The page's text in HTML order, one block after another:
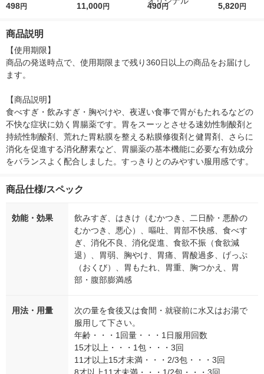
る水アップル・カモミ
498円
5ｇ 資生堂 おまけ
11,000円
r（ロハコウォータ
490円
詰め替え メガ
5,820円
商品説明
【使用期限】
商品の発送時点で、使用期限まで残り360日以上の商品をお届けし
ます。
【商品説明】
食べすぎ・飲みすぎ・胸やけや、夜遅い食事で胃がもたれるなどの
不快な症状に効く胃腸薬です。胃をスーッとさせる速効性制酸剤と
持続性制酸剤、荒れた胃粘膜を整える粘膜修復剤と健胃剤、さらに
消化を促進する消化酵素など、胃腸薬の基本機能に必要な有効成分
をバランスよく配合しました。すっきりとのみやすい服用感です。
商品仕様/スペック
効能・効果
飲みすぎ、はきけ（むかつき、二日酔・悪酔の
むかつき、悪心）、嘔吐、胃部不快感、食べす
ぎ、消化不良、消化促進、食欲不振（食欲減
退）、胃弱、胸やけ、胃痛、胃酸過多、げっぷ
（おくび）、胃もたれ、胃重、胸つかえ、胃
部・腹部膨満感
用法・用量
次の量を食後又は食間・就寝前に水又はお湯で
服用して下さい。
年齢・・・1回量・・・1日服用回数
15才以上・・・1包・・・3回
11才以上15才未満・・・2/3包・・・3回